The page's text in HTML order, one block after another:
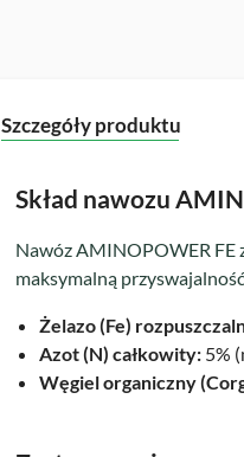
Szczegóły produktu
Skład nawozu
Nawóz AMINOPOWER FE
maksymalną
Żelazo (Fe)
Azot (N) całkowity:5%
Węgiel organiczny